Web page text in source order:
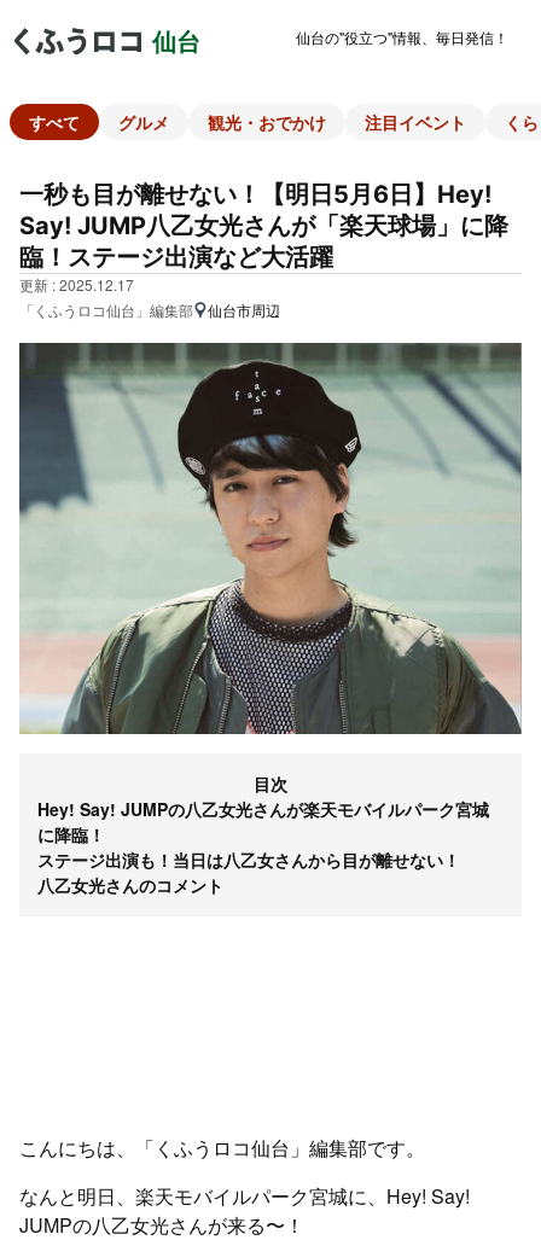
仙台 仙台の"役立つ"情報、毎日発信！
すべて グルメ 観光・おでかけ 注目イベント く
一秒も目が離せない！【明日5月6日】Hey!
Say! JUMP八乙女光さんが「楽天球場」に降
臨！ステージ出演など大活躍
更新 : 2025.12.17
「くふうロコ仙台」編集部
仙台市周辺
目次
Hey! Say! JUMPの八乙女光さんが楽天モバイルパーク宮城
に降臨！
ステージ出演も！当日は八乙女さんから目が離せない！
八乙女光さんのコメント
こんにちは、「くふうロコ仙台」編集部です。
なんと明日、楽天モバイルパーク宮城に、Hey! Say!
JUMPの八乙女光さんが来る〜！